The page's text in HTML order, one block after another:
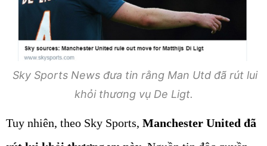
Sky Sports News đưa tin rằng Man Utd đã rút lui
khỏi thương vụ De Ligt.
Tuy nhiên, theo Sky Sports, Manchester United đã